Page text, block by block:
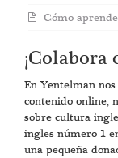
Cómo
¡Colabora
En Yentelman
contenido online,
sobre cultura
ingles número 1
una pequeña